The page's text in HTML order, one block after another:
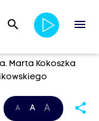
search menu
Marta Kokoszka
A A A share